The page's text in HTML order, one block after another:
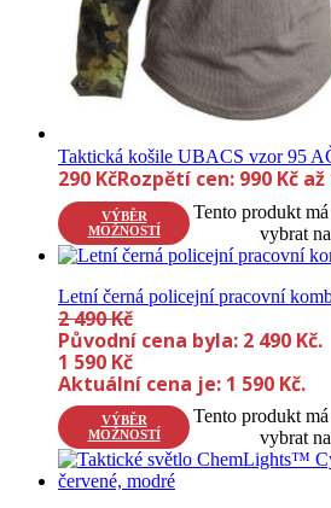
Taktická košile UBACS vzor 95
290 KčRozpětí cen: 990 Kč až
VÝBĚR
MOŽNOSTÍ
Tento produkt
vybrat
Letní černá policejní pracovní
2 490Kč
Původní cena byla: 2 490 Kč.
1 590 Kč
Aktuální cena je: 1 590 Kč.
VÝBĚR
MOŽNOSTÍ
Tento produkt
vybrat